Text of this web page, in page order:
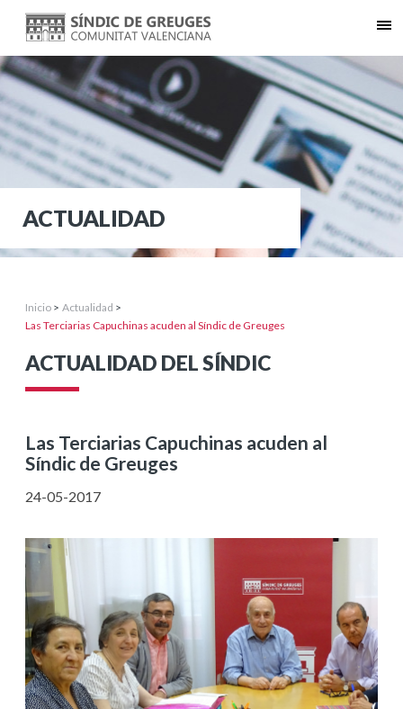
ACTUALIDAD
Inicio > Actualidad >
Las Terciarias Capuchinas acuden al Síndic de Greuges
ACTUALIDAD DEL SÍNDIC
Las Terciarias Capuchinas acuden al
Síndic de Greuges
24-05-2017